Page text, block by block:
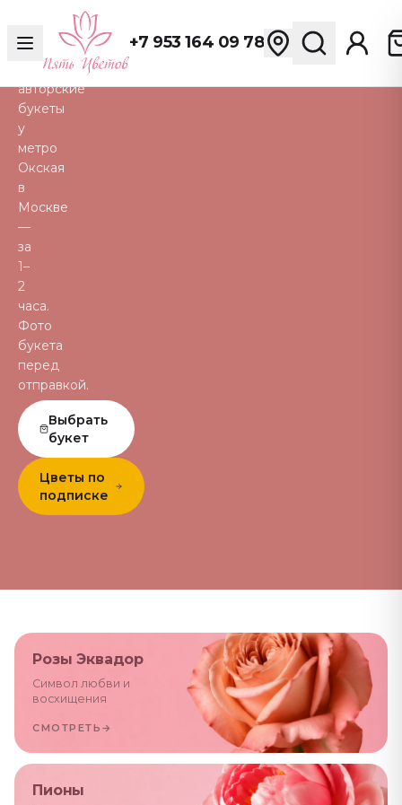
+7 953 164 09 78
пионы,
тюльпаны
авторские
букеты
у
метро
Окская
в
Москве
—
за
1–
2
часа.
Фото
букета
перед
отправкой.
Выбрать
букет
Цветы по
подписке
Розы Эквадор
Символ любви и
восхищения
СМОТРЕТЬ →
Пионы